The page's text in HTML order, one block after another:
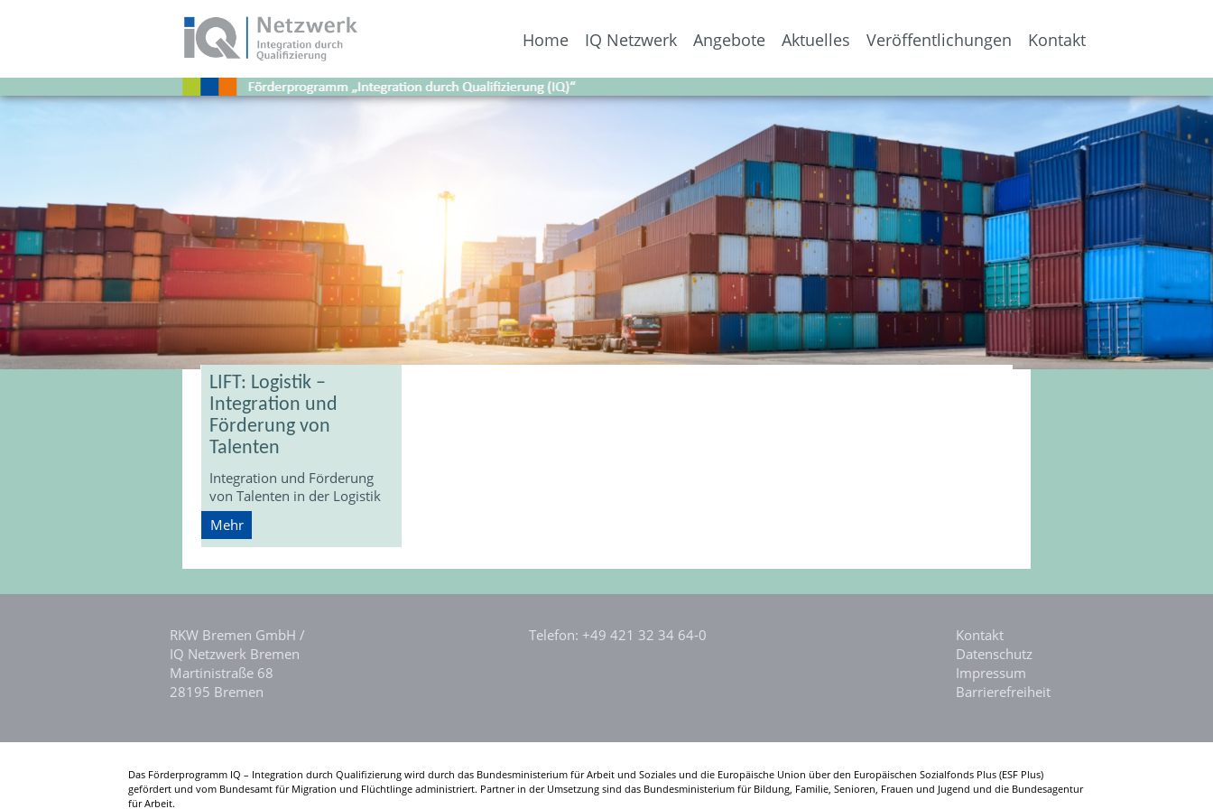
Home IQ Netzwerk Angebote Aktuelles Veröffentlichungen Kontakt
Schlagwort:
Aufstieg
LIFT: Logistik –
Integration und
Förderung von
Talenten
Integration und Förderung
von Talenten in der Logistik
Mehr
RKW Bremen GmbH /
IQ Netzwerk Bremen
Martinistraße 68
28195 Bremen
Telefon: +49 421 32 34 64-0
Kontakt
Datenschutz
Impressum
Barrierefreiheit
Das Förderprogramm IQ – Integration durch Qualifizierung wird durch das Bundesministerium für Arbeit und Soziales und die Europäische Union über den Europäischen Sozialfonds Plus (ESF Plus)
gefördert und vom Bundesamt für Migration und Flüchtlinge administriert. Partner in der Umsetzung sind das Bundesministerium für Bildung, Familie, Senioren, Frauen und Jugend und die Bundesagentur
für Arbeit.